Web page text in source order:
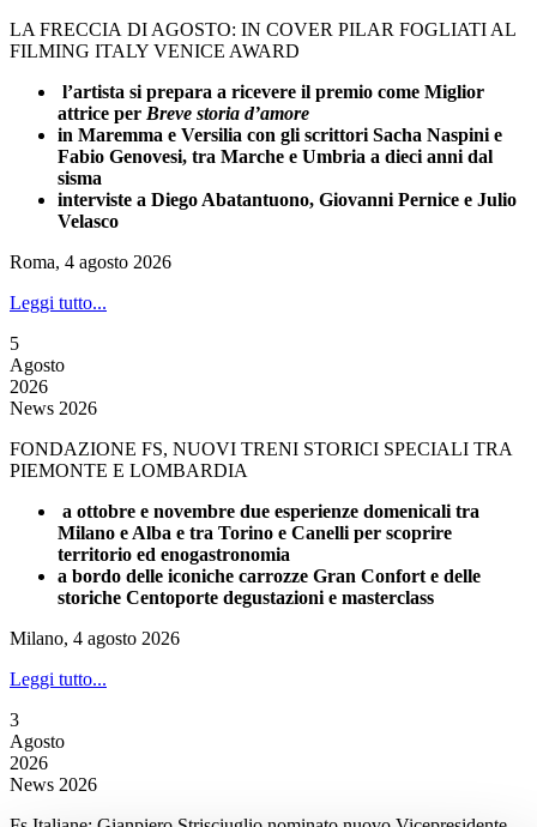
LA FRECCIA DI AGOSTO: IN COVER PILAR FOGLIATI AL
FILMING ITALY VENICE AWARD
l’artista si prepara a ricevere il premio come Miglior
attrice per Breve storia d’amore
in Maremma e Versilia con gli scrittori Sacha Naspini e
Fabio Genovesi, tra Marche e Umbria a dieci anni dal
sisma
interviste a Diego Abatantuono, Giovanni Pernice e Julio
Velasco
Roma, 4 agosto 2026
Leggi tutto...
5
Agosto
2026
News 2026
FONDAZIONE FS, NUOVI TRENI STORICI SPECIALI TRA
PIEMONTE E LOMBARDIA
a ottobre e novembre due esperienze domenicali tra
Milano e Alba e tra Torino e Canelli per scoprire
territorio ed enogastronomia
a bordo delle iconiche carrozze Gran Confort e delle
storiche Centoporte degustazioni e masterclass
Milano, 4 agosto 2026
Leggi tutto...
3
Agosto
2026
News 2026